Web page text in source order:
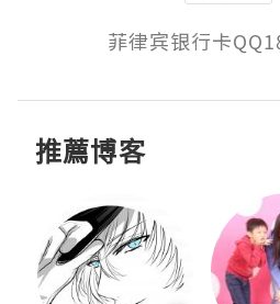
菲律宾银行卡
推薦博客